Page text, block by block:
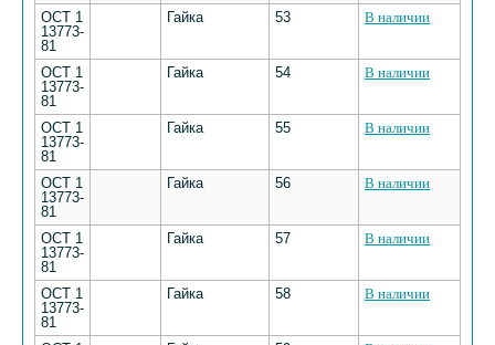
ОСТ 1
13773-
81
Гайка 53 В наличии
ОСТ 1
13773-
81
Гайка 54 В наличии
ОСТ 1
13773-
81
Гайка 55 В наличии
ОСТ 1
13773-
81
Гайка 56 В наличии
ОСТ 1
13773-
81
Гайка 57 В наличии
ОСТ 1
13773-
81
Гайка 58 В наличии